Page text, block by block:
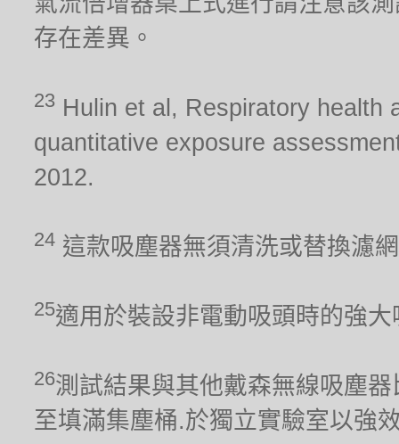
存在差異。
23 Hulin et al, Respiratory health
quantitative exposure
2012.
24 這款吸塵器無須清洗或替換濾
25適用於裝設非電動吸頭時的強
26測試結果與其他戴森無線吸塵
至填滿集塵桶.於獨立實驗室以強